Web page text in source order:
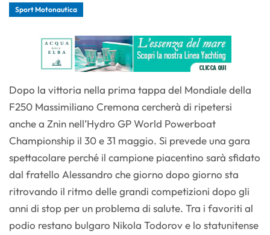
Sport Motonautica
Dopo la vittoria nella prima tappa del Mondiale della
F250 Massimiliano Cremona cercherà di ripetersi
anche a Znin nell’Hydro GP World Powerboat
Championship il 30 e 31 maggio. Si prevede una gara
spettacolare perché il campione piacentino sarà sfidato
dal fratello Alessandro che giorno dopo giorno sta
ritrovando il ritmo delle grandi competizioni dopo gli
anni di stop per un problema di salute. Tra i favoriti al
podio restano bulgaro Nikola Todorov e lo statunitense